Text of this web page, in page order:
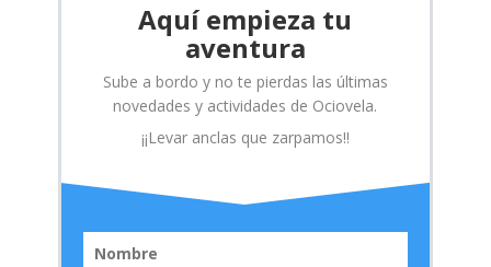
Aquí empieza tu
aventura
Sube a bordo y no te pierdas las últimas
novedades y actividades de Ociovela.
¡¡Levar anclas que zarpamos!!